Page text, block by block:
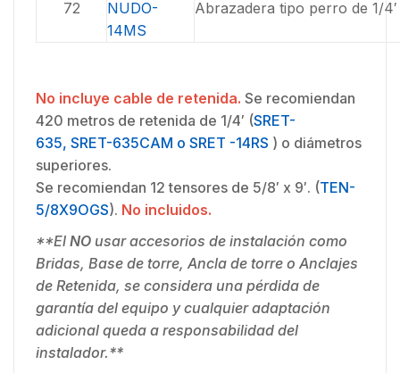
72
NUDO-
14MS
Abrazadera tipo perro de 1/4′
No incluye cable de retenida. Se recomiendan
420 metros de retenida de 1/4′ (SRET-
635, SRET-635CAM o SRET -14RS ) o diámetros
superiores.
Se recomiendan 12 tensores de 5/8′ x 9′. (TEN-
5/8X9OGS). No incluidos.
**El NO usar accesorios de instalación como
Bridas, Base de torre, Ancla de torre o Anclajes
de Retenida, se considera una pérdida de
garantía del equipo y cualquier adaptación
adicional queda a responsabilidad del
instalador.**